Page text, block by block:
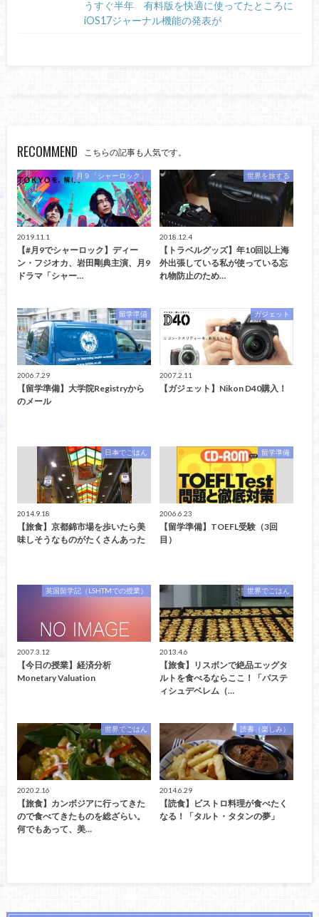
うすぐ半年 有料版を快適に使ってたところに
iOS17ジャーナル機能の発表が
RECOMMEND こちらの記事も人気です。
月９「シャーロック」
2019.11.1
【#月9でシャーロック】ディー
ン・フジオカ、岩田剛典主演、月9
ドラマ「シャー…
世界を旅する
2018.12.4
【トラベルグッズ】年10回以上海
外出張している私が使っている忘
れ物防止のため…
留学準備
2006.7.29
【留学準備】大学院Registryから
のメール
ガジェット
2007.2.11
【ガジェット】Nikon D40購入！
日本でごはん
2014.9.18
【旅食】京都錦市場を歩いたら美
味しそうなものがたくさんあった
留学準備
2006.6.23
【留学準備】TOEFL受験（3回
目）
英国留学記（LSHTMでの授業）
2007.3.12
【今日の授業】経済分析
Monetary Valuation
世界でごはん
2013.4.6
【旅食】リスボンで絶品エッグタ
ルトを食べるならここ！「パステ
ィシュデベレム（…
世界でごはん
2020.2.16
【旅食】カンボジアに行ってきた
ので食べてきたものを総ざらい。
何でもあって、美…
読書（楽しみ）
2014.6.29
【読食】ビストロ料理が食べたく
なる！「タルト・タタンの夢」